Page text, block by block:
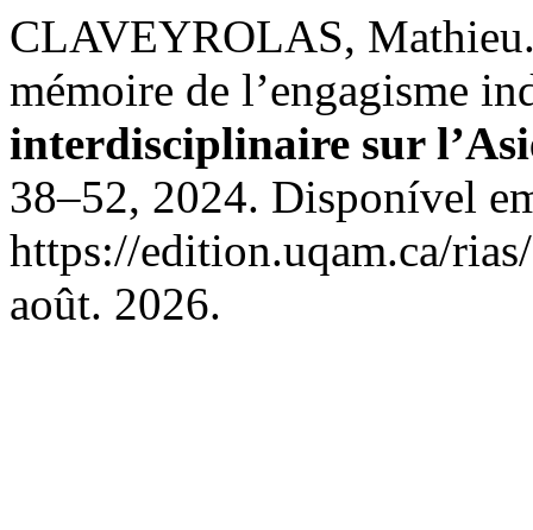
CLAVEYROLAS,
mémoire de l’engagisme
interdisciplinaire sur
38–52, 2024. Disponível
https://edition.uqam.ca/
août. 2026.